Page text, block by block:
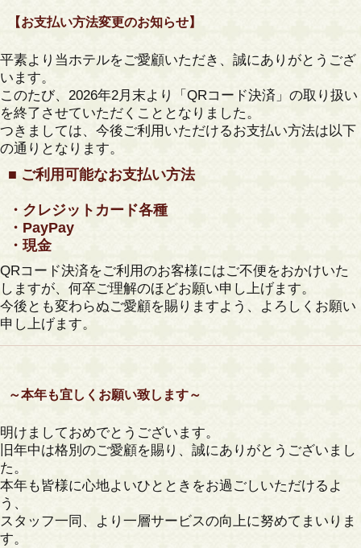
【お支払い方法変更のお知らせ】
平素より当ホテルをご愛顧いただき、誠にありがとうござ
います。
このたび、 2026年2月末より「QRコード決済」の取り扱い
を終了 させていただくこととなりました。
つきましては、今後ご利用いただけるお支払い方法は以下
の通りとなります。
■ ご利用可能なお支払い方法
・クレジットカード各種
・PayPay
・現金
QRコード決済をご利用のお客様にはご不便をおかけいた
しますが、何卒ご理解のほどお願い申し上げます。
今後とも変わらぬご愛顧を賜りますよう、よろしくお願い
申し上げます。
～本年も宜しくお願い致します～
明けましておめでとうございます。
旧年中は格別のご愛顧を賜り、誠にありがとうございまし
た。
本年も皆様に心地よいひとときをお過ごしいただけるよ
う、
スタッフ一同、より一層サービスの向上に努めてまいりま
す。